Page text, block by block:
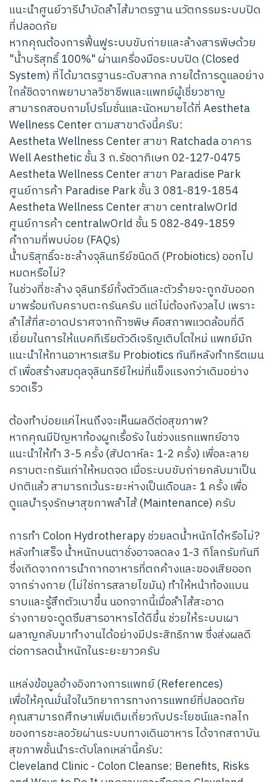
แนะนำศูนย์วารีบำบัดลำไส้มาตรฐาน นวัตกรรมระบบปิด
ที่ปลอดภัย
หากคุณต้องการฟื้นฟูระบบขับถ่ายและล้างสารพิษด้วย
"น้ำบริสุทธิ์ 100%" ผ่านเครื่องมือระบบปิด (Closed
System) ที่ได้มาตรฐานระดับสากล ภายใต้การดูแลอย่าง
ใกล้ชิดจากพยาบาลวิชาชีพและแพทย์ผู้เชี่ยวชาญ
สามารถสอบถามโปรโมชั่นและนัดหมายได้ที่ Aestheta
Wellness Center ตามสาขาดังนี้ครับ:
Aestheta Wellness Center สาขา Ratchada อาคาร
Well Aesthetic ชั้น 3 ถ.รัชดาภิเษก 02-127-0475
Aestheta Wellness Center สาขา Paradise Park
ศูนย์การค้า Paradise Park ชั้น 3 081-819-1854
Aestheta Wellness Center สาขา centralwOrld
ศูนย์การค้า centralwOrld ชั้น 5 082-849-1859
คำถามที่พบบ่อย (FAQs)
น้ำบริสุทธิ์จะชะล้างจุลินทรีย์ชนิดดี (Probiotics) ออกไป
หมดหรือไม่?
ในช่วงที่ชะล้าง จุลินทรีย์ทั้งตัวดีและตัวร้ายจะถูกขับออก
มาพร้อมกับคราบตะกรันครับ แต่ไม่ต้องกังวลไป เพราะ
ลำไส้ที่สะอาดปราศจากก๊าซพิษ คือสภาพแวดล้อมที่ดี
เยี่ยมในการให้แบคทีเรียตัวดีเจริญเติบโตใหม่ แพทย์มัก
แนะนำให้ทานอาหารเสริม Probiotics ทันทีหลังทำทรีตเมน
ต์ เพื่อสร้างสมดุลจุลินทรีย์ใหม่ที่แข็งแรงกว่าเดิมอย่าง
รวดเร็ว
ต้องทำบ่อยแค่ไหนถึงจะเห็นผลดีต่อสุขภาพ?
หากคุณมีปัญหาท้องผูกเรื้อรัง ในช่วงแรกแพทย์อาจ
แนะนำให้ทำ 3-5 ครั้ง (สัปดาห์ละ 1-2 ครั้ง) เพื่อละลาย
คราบตะกรันเก่าให้หมดจด เมื่อระบบขับถ่ายกลับมาเป็น
ปกติแล้ว สามารถเว้นระยะห่างเป็นเดือนละ 1 ครั้ง เพื่อ
ดูแลบำรุงรักษาสุขภาพลำไส้ (Maintenance) ครับ
การทำ Colon Hydrotherapy ช่วยลดน้ำหนักได้หรือไม่?
หลังทำเสร็จ น้ำหนักบนตาชั่งอาจลดลง 1-3 กิโลกรัมทันที
ซึ่งเกิดจากการนำกากอาหารที่ตกค้างและของเสียออก
จากร่างกาย (ไม่ใช่การสลายไขมัน) ทำให้หน้าท้องแบน
ราบและรู้สึกตัวเบาขึ้น นอกจากนี้เมื่อลำไส้สะอาด
ร่างกายจะดูดซึมสารอาหารได้ดีขึ้น ช่วยให้ระบบเผา
ผลาญกลับมาทำงานได้อย่างมีประสิทธิภาพ ซึ่งส่งผลดี
ต่อการลดน้ำหนักในระยะยาวครับ
แหล่งข้อมูลอ้างอิงทางการแพทย์ (References)
เพื่อให้คุณมั่นใจในวิทยาการทางการแพทย์ที่ปลอดภัย
คุณสามารถศึกษาเพิ่มเติมเกี่ยวกับประโยชน์และกลไก
ของการชะลอวัยผ่านระบบทางเดินอาหาร ได้จากสถาบัน
สุขภาพชั้นนำระดับโลกเหล่านี้ครับ:
Cleveland Clinic - Colon Cleanse: Benefits, Risks